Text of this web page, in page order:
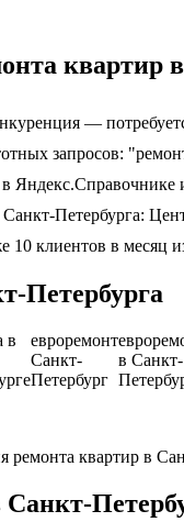
квартир
—
запросов:
в
Петербурга:
10 клиентов в месяц
Петербурга
в
евроремонт
Санкт-
Петербург
в Санкт-
квартир в